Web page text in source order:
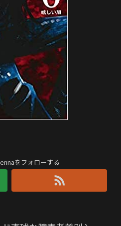
をフォローする